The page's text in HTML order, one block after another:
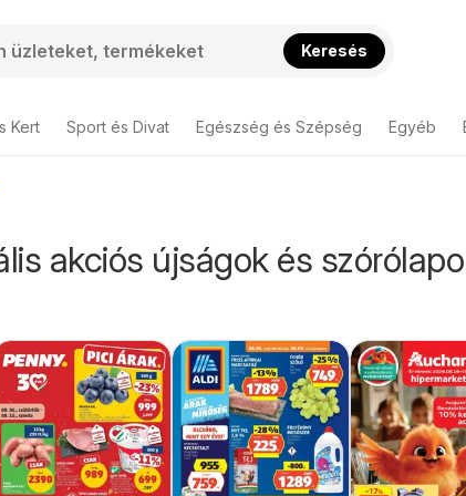
Keresés
Kert Sport és Divat Egészség és Szépség Egyéb
akciós újságok és